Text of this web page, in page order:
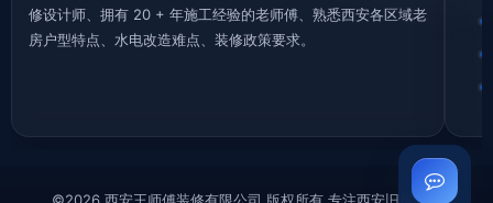
修设计师、拥有 20 + 年施工经验的老师傅、熟悉西安各区域老
房户型特点、水电改造难点、装修政策要求。